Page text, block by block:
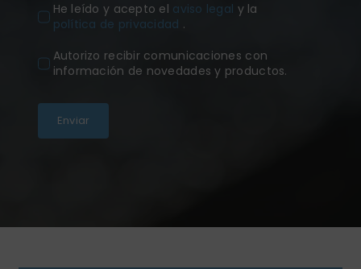
He leído y acepto el aviso legal y la
política de privacidad .
Autorizo recibir comunicaciones con
información de novedades y productos.
Enviar